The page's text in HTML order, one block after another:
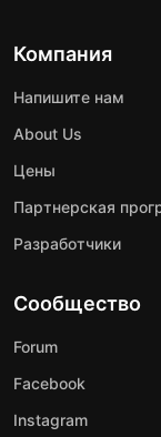
Компания
Напишите нам
About Us
Цены
Партнерская
Разработчики
Сообщество
Forum
Facebook
Instagram